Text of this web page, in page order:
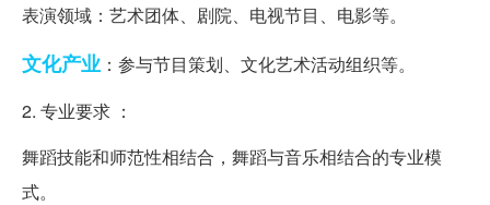
表演领域：艺术团体、剧院、电视节目、电影等。
文化产业 ：参与节目策划、文化艺术活动组织等。
2. 专业要求 ：
舞蹈技能和师范性相结合，舞蹈与音乐相结合的专业模
式。